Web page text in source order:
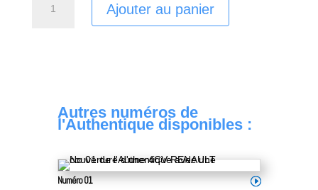
Ajouter au panier
Autres numéros de
l'Authentique disponibles :
Numéro 01